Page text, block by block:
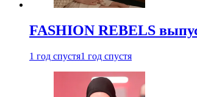
FASHION REBELS
1 год спустя1 год спустя